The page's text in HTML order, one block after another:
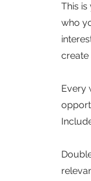
This
who
create
Every